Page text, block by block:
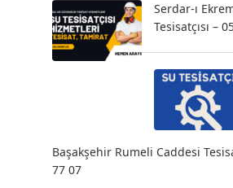
Serdar-ı
Tesisatçısı –
Başakşehir Rumeli Caddesi
77 07